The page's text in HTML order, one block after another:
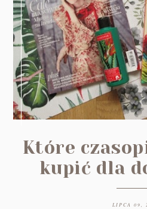
Które
kupić dla
LIPCA 09,